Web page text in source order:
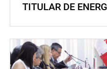
TITULAR DE